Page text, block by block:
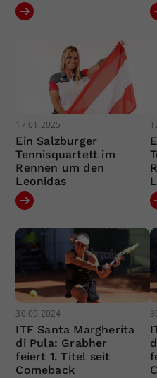
17.01.2025
Ein Salzburger
Tennisquartett im
Rennen um den
Leonidas
30.09.2024
ITF Santa Margherita
di Pula: Grabher
feiert 1. Titel seit
Comeback